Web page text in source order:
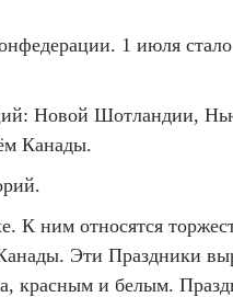
1 июля
Новой Шотландии,
Канады.
К ним относятся
Эти Праздники
красным и белым.